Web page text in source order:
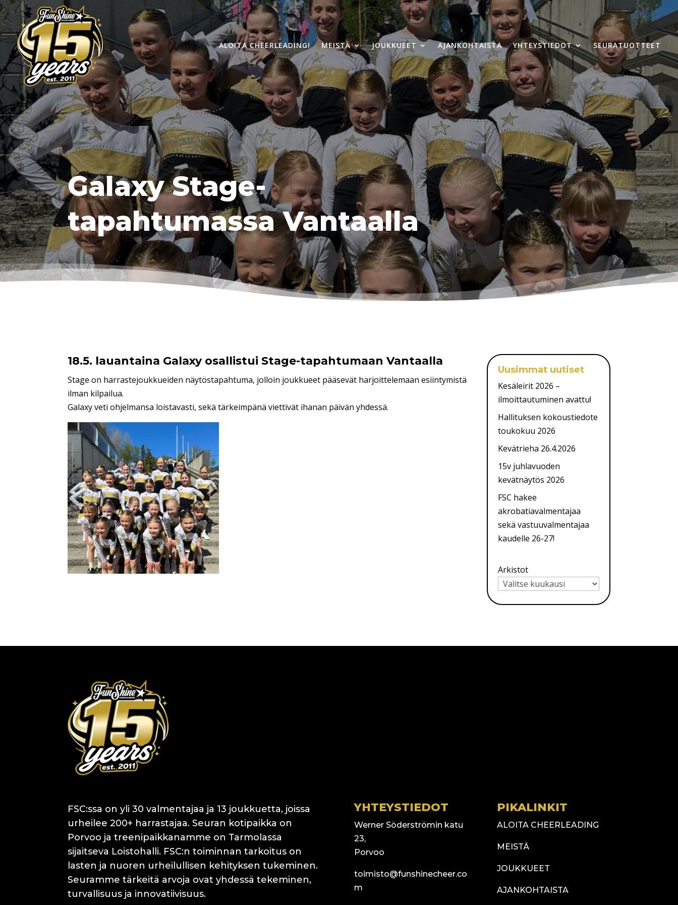
ALOITA CHEERLEADING! MEISTÄ JOUKKUEET AJANKOHTAISTA YHTEYSTIEDOT SEURATUOTTEET
Galaxy Stage-
tapahtumassa Vantaalla
18.5. lauantaina Galaxy osallistui Stage-tapahtumaan Vantaalla
Stage on harrastejoukkueiden näytöstapahtuma, jolloin joukkueet pääsevät harjoittelemaan esiintymistä
ilman kilpailua.
Galaxy veti ohjelmansa loistavasti, sekä tärkeimpänä viettivät ihanan päivän yhdessä.
Uusimmat uutiset
Kesäleirit 2026 –
ilmoittautuminen avattu!
Hallituksen kokoustiedote
toukokuu 2026
Kevätrieha 26.4.2026
15v juhlavuoden
kevätnäytös 2026
FSC hakee
akrobatiavalmentajaa
sekä vastuuvalmentajaa
kaudelle 26-27!
Arkistot
FSC:ssa on yli 30 valmentajaa ja 13 joukkuetta, joissa
urheilee 200+ harrastajaa. Seuran kotipaikka on
Porvoo ja treenipaikkanamme on Tarmolassa
sijaitseva Loistohalli. FSC:n toiminnan tarkoitus on
lasten ja nuoren urheilullisen kehityksen tukeminen.
Seuramme tärkeitä arvoja ovat yhdessä tekeminen,
turvallisuus ja innovatiivisuus.
YHTEYSTIEDOT
Werner Söderströmin katu
23,
Porvoo
toimisto@funshinecheer.co
m
PIKALINKIT
ALOITA CHEERLEADING
MEISTÄ
JOUKKUEET
AJANKOHTAISTA